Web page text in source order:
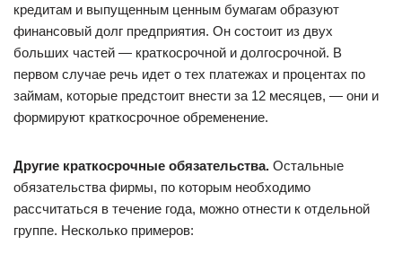
кредитам и выпущенным ценным бумагам образуют
финансовый долг предприятия. Он состоит из двух
больших частей — краткосрочной и долгосрочной. В
первом случае речь идет о тех платежах и процентах по
займам, которые предстоит внести за 12 месяцев, — они и
формируют краткосрочное обременение.
Другие краткосрочные обязательства. Остальные
обязательства фирмы, по которым необходимо
рассчитаться в течение года, можно отнести к отдельной
группе. Несколько примеров: